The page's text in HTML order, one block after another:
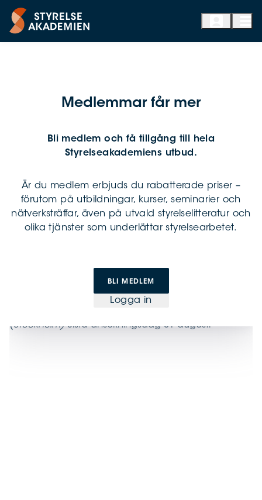
Medlemmar får mer
Bli medlem och få tillgång till hela
Styrelseakademiens utbud.
Är du medlem erbjuds du rabatterade priser –
förutom på utbildningar, kurser, seminarier och
nätverksträffar, även på utvald styrelselitteratur och
olika tjänster som underlättar styrelsearbetet.
BLI MEDLEM
Logga in
Senaste
Med vår annonseringstjänst kan du som är
styrelseuppdrag. Genom vårt nätverk med cirka 7
500 styrelseaktiva når bolagen rätt kompetens.
Under vårt jubileumsår 2026 erbjuder vi
kostnadsfri annonsering.
(Stockholm)Sista ansökningsdag 31 augusti